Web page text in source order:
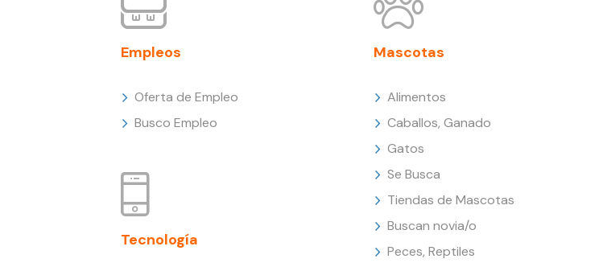
Empleos
Oferta de Empleo
Busco Empleo
Tecnología
Mascotas
Alimentos
Caballos, Ganado
Gatos
Se Busca
Tiendas de Mascotas
Buscan novia/o
Peces, Reptiles